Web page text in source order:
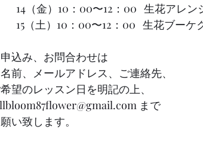
（金）10：00〜12：00   生花アレン
（土）10：00〜12：00   生花ブーケ
込み、お問合わせは
前、メールアドレス、ご連絡先、
望のレッスン日を明記の上、
まで
い致します。